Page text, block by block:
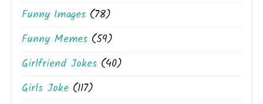
Funny Images (78)
Funny Memes (59)
Girlfriend Jokes (40)
Girls Joke (117)